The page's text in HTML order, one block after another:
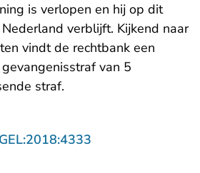
is verlopen en hij op dit
verblijft. Kijkend naar
vindt de rechtbank een
van 5
straf.